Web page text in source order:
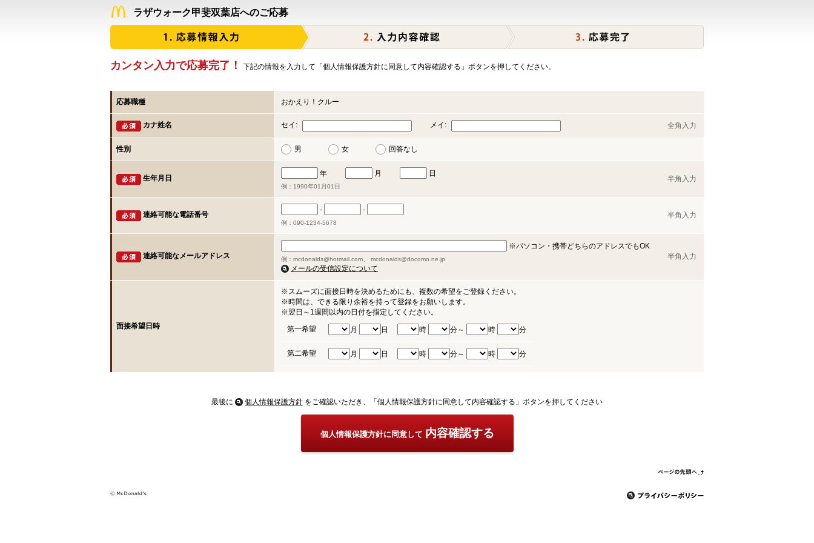
ラザウォーク甲斐双葉店へのご応募
カンタン入力で応募完了！ 下記の情報を入力して「個人情報保護方針に同意して内容確認する」ボタンを押してください。
応募職種 おかえり！クルー
カナ姓名 セイ: メイ: 全角入力
性別 男 女 回答なし
生年月日
年 月 日
例：1990年01月01日
半角入力
連絡可能な電話番号
- -
例：090-1234-5678
半角入力
連絡可能なメールアドレス
※パソコン・携帯どちらのアドレスでもOK
例：mcdonalds@hotmail.com、 mcdonalds@docomo.ne.jp
メールの受信設定について
半角入力
面接希望日時
※スムーズに面接日時を決めるためにも、複数の希望をご登録ください。
※時間は、できる限り余裕を持って登録をお願いします。
※翌日～1週間以内の日付を指定してください。
第一希望
月 日 時 分～ 時 分
第二希望 月 日 時 分～ 時 分
最後に 個人情報保護方針 をご確認いただき、「個人情報保護方針に同意して内容確認する」ボタンを押してください
個人情報保護方針に同意して 内容確認する